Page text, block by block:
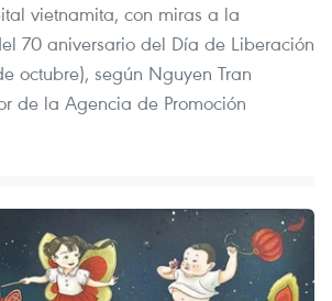
vietnamita, con miras a la
70 aniversario del Día de Liberación
octubre), según Nguyen Tran
de la Agencia de Promoción